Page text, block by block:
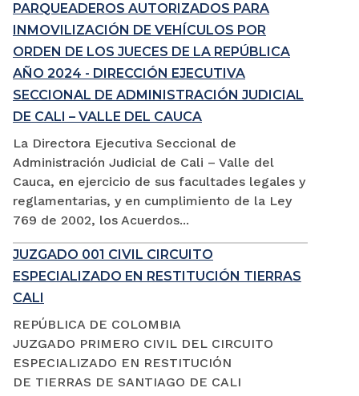
PARQUEADEROS AUTORIZADOS PARA
INMOVILIZACIÓN DE VEHÍCULOS POR
ORDEN DE LOS JUECES DE LA REPÚBLICA
AÑO 2024 - DIRECCIÓN EJECUTIVA
SECCIONAL DE ADMINISTRACIÓN JUDICIAL
DE CALI – VALLE DEL CAUCA
La Directora Ejecutiva Seccional de
Administración Judicial de Cali – Valle del
Cauca, en ejercicio de sus facultades legales y
reglamentarias, y en cumplimiento de la Ley
769 de 2002, los Acuerdos...
JUZGADO 001 CIVIL CIRCUITO
ESPECIALIZADO EN RESTITUCIÓN TIERRAS
CALI
REPÚBLICA DE COLOMBIA
JUZGADO PRIMERO CIVIL DEL CIRCUITO
ESPECIALIZADO EN RESTITUCIÓN
DE TIERRAS DE SANTIAGO DE CALI